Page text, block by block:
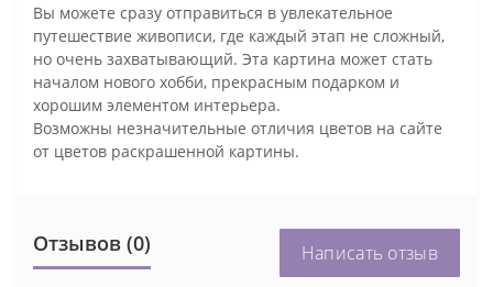
Вы можете сразу отправиться в увлекательное
путешествие живописи, где каждый этап не сложный,
но очень захватывающий. Эта картина может стать
началом нового хобби, прекрасным подарком и
хорошим элементом интерьера.
Возможны незначительные отличия цветов на сайте
от цветов раскрашенной картины.
Отзывов (0) Написать отзыв